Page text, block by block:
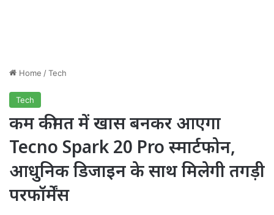
Home /Tech
Tech
कम कीमत में खास बनकर आएगा
Tecno Spark 20 Pro स्मार्टफोन,
आधुनिक डिजाइन के साथ मिलेगी तगड़ी
परफॉर्मेंस